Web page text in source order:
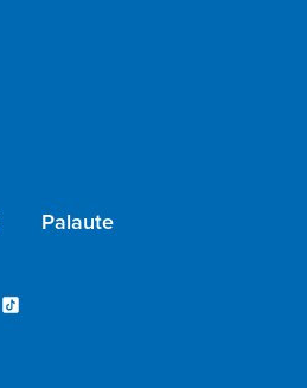
Palaute